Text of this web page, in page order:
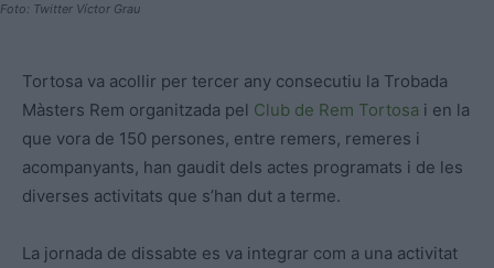
Foto: Twitter Víctor Grau
Tortosa va acollir per tercer any consecutiu la Trobada
Màsters Rem organitzada pel Club de Rem Tortosa i en la
que vora de 150 persones, entre remers, remeres i
acompanyants, han gaudit dels actes programats i de les
diverses activitats que s’han dut a terme.
La jornada de dissabte es va integrar com a una activitat